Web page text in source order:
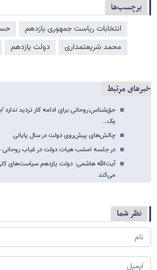
برچسب‌ها
انتخابات ریاست جمهوری یازدهم
محمد شریعتمداری
دولت یازدهم
خبرهای مرتبط
حق‌شناس:روحانی برای ادامه کار تردید
یک…
چالش‌های پیش‌روی دولت در سال پایانی
در جلسه امشب هیات دولت در غیاب
می‌کند
نظر شما